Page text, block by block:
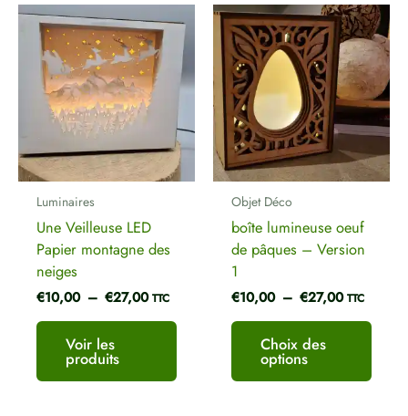
Luminaires
Une Veilleuse LED
Papier montagne des
neiges
€10,00 – €27,00
de
prix :
€10,00
à
€27,00
TTC
Voir les
produits
Objet Déco
boîte lumineuse oeuf
de pâques – Version
1
€10,00 – €27,00
Plage
de
prix :
€10,00
à
€27,00
TTC
Choix des
options
Ce
a
Les